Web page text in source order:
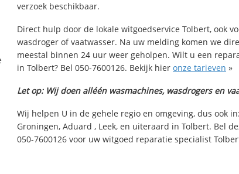
verzoek beschikbaar.
Direct hulp door de lokale witgoedservice Tolbert, ook
wasdroger of vaatwasser. Na uw melding komen we
meestal binnen 24 uur weer geholpen. Wilt u een
in Tolbert? Bel 050-7600126. Bekijk hier onze tarieven »
Let op: Wij doen alléén wasmachines, wasdrogers en
Wij helpen U in de gehele regio en omgeving, dus ook
Groningen, Aduard , Leek, en uiteraard in Tolbert. Bel
050-7600126 voor uw witgoed reparatie specialist